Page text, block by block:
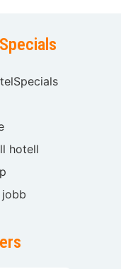
hotell
jobb